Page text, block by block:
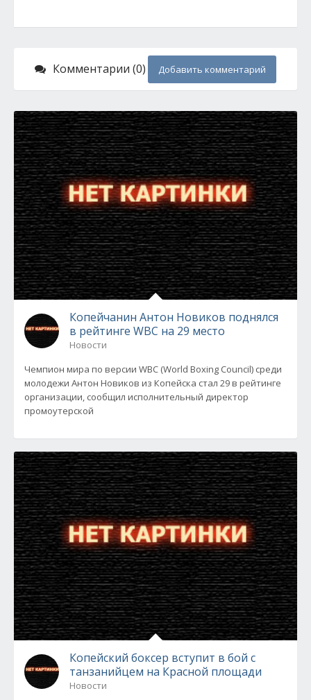
Комментарии (0) Добавить комментарий
Копейчанин Антон Новиков поднялся
в рейтинге WBC на 29 место
Новости
Чемпион мира по версии WBC (World Boxing Council) среди
молодежи Антон Новиков из Копейска стал 29 в рейтинге
организации, сообщил исполнительный директор
промоутерской
Копейский боксер вступит в бой с
танзанийцем на Красной площади
Новости